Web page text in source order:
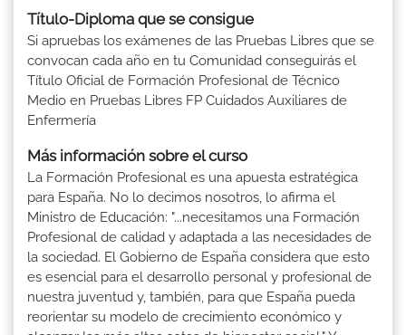
Título-Diploma que se consigue
Si apruebas los exámenes de las Pruebas Libres que se
convocan cada año en tu Comunidad conseguirás el
Título Oficial de Formación Profesional de Técnico
Medio en Pruebas Libres FP Cuidados Auxiliares de
Enfermería
Más información sobre el curso
La Formación Profesional es una apuesta estratégica
para España. No lo decimos nosotros, lo afirma el
Ministro de Educación: "...necesitamos una Formación
Profesional de calidad y adaptada a las necesidades de
la sociedad. El Gobierno de España considera que esto
es esencial para el desarrollo personal y profesional de
nuestra juventud y, también, para que España pueda
reorientar su modelo de crecimiento económico y